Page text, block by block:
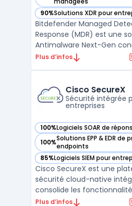
90%Solutions XDR pour
— voir Bitdefender Managed
Bitdefender Managed
Response (MDR) est une
Antimalware Next-Gen
une prévention et une
Bitdefender, intégrant un
une protection renforcée.
Plus d’infos
Cisco SecureX
Sécurité intégrée
entreprises
100%Logiciels SOAR de
— voir Cisco SecureX dans
100%Solutions EPP & EDR de
endpoints
— voir Cisco SecureX dans
85%Logiciels SIEM pour
— voir Cisco SecureX dans
Cisco SecureX est une
sécurité cloud-native
consolide les
d'enquête et de réponse
Plus d’infos